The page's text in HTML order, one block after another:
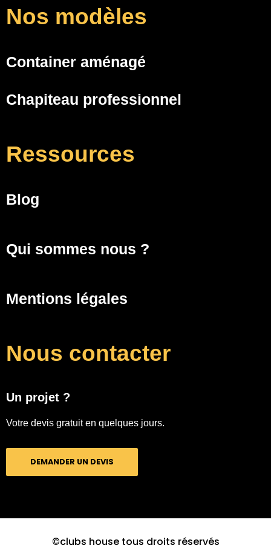
Nos modèles
Container aménagé
Chapiteau professionnel
Ressources
Blog
Qui sommes nous ?
Mentions légales
Nous contacter
Un projet ?
Votre devis gratuit en quelques jours.
DEMANDER UN DEVIS
©clubs house tous droits réservés